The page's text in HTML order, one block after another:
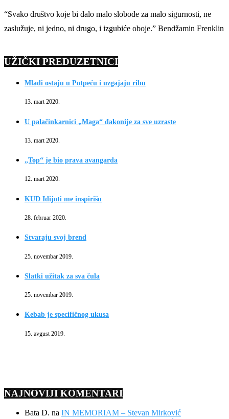
“Svako društvo koje bi dalo malo slobode za malo sigurnosti, ne
zaslužuje, ni jedno, ni drugo, i izgubiće oboje.” Bendžamin Frenklin
UŽIČKI PREDUZETNICI
Mladi ostaju u Potpeću i uzgajaju ribu
13. mart 2020.
U palačinkarnici „Maga“ đakonije za sve uzraste
13. mart 2020.
„Top“ je bio prava avangarda
12. mart 2020.
KUD Idijoti me inspirišu
28. februar 2020.
Stvaraju svoj brend
25. novembar 2019.
Slatki užitak za sva čula
25. novembar 2019.
Kebab je specifičnog ukusa
15. avgust 2019.
NAJNOVIJI KOMENTARI
Bata D. na IN MEMORIAM – Stevan Mirković